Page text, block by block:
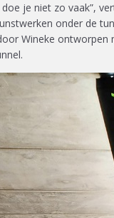
je niet zo vaak”,
onder de
Wineke